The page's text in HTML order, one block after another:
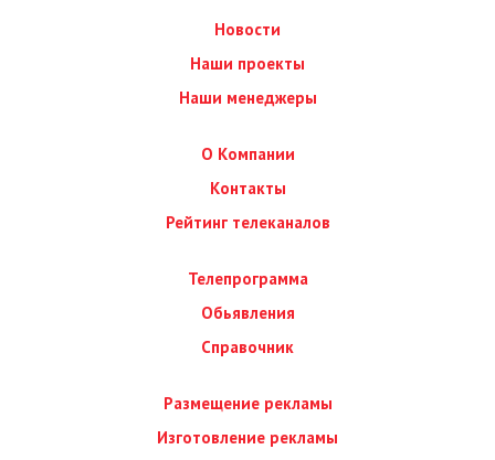
Новости
Наши проекты
Наши менеджеры
О Компании
Контакты
Рейтинг телеканалов
Телепрограмма
Обьявления
Справочник
Размещение рекламы
Изготовление рекламы